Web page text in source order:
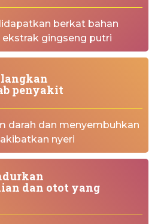
berkat bahan
gingseng putri
penyakit
darah dan menyembuhkan
nyeri
dan otot yang